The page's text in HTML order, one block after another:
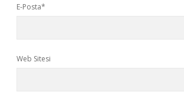
E-Posta*
Web Sitesi